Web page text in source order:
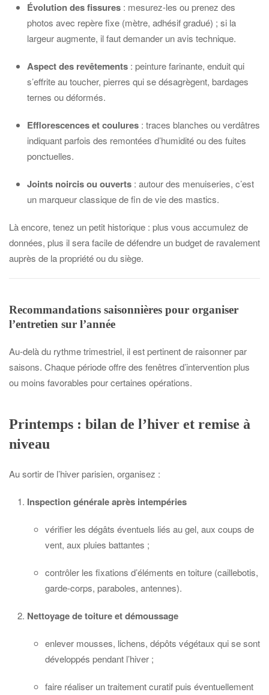
Évolution des fissures : mesurez-les ou prenez des
photos avec repère fixe (mètre, adhésif gradué) ; si la
largeur augmente, il faut demander un avis technique.
Aspect des revêtements : peinture farinante, enduit qui
s’effrite au toucher, pierres qui se désagrègent, bardages
ternes ou déformés.
Efflorescences et coulures : traces blanches ou verdâtres
indiquant parfois des remontées d’humidité ou des fuites
ponctuelles.
Joints noircis ou ouverts : autour des menuiseries, c’est
un marqueur classique de fin de vie des mastics.
Là encore, tenez un petit historique : plus vous accumulez de
données, plus il sera facile de défendre un budget de ravalement
auprès de la propriété ou du siège.
Recommandations saisonnières pour organiser
l’entretien sur l’année
Au-delà du rythme trimestriel, il est pertinent de raisonner par
saisons. Chaque période offre des fenêtres d’intervention plus
ou moins favorables pour certaines opérations.
Printemps : bilan de l’hiver et remise à
niveau
Au sortir de l’hiver parisien, organisez :
Inspection générale après intempéries
vérifier les dégâts éventuels liés au gel, aux coups de
vent, aux pluies battantes ;
contrôler les fixations d’éléments en toiture (caillebotis,
garde-corps, paraboles, antennes).
Nettoyage de toiture et démoussage
enlever mousses, lichens, dépôts végétaux qui se sont
développés pendant l’hiver ;
faire réaliser un traitement curatif puis éventuellement